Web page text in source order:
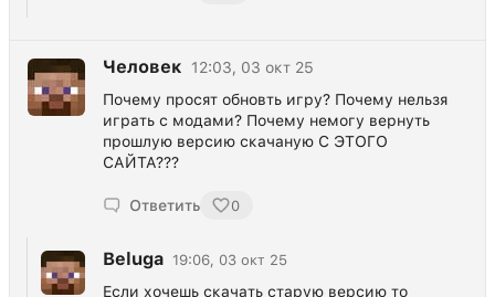
Человек
12:03, 03 окт 25
Почему просят обновть игру? Почему нельзя
играть с модами? Почему немогу вернуть
прошлую версию скачаную С ЭТОГО
САЙТА???
Ответить 0
Beluga 19:06, 03 окт 25
Если хочешь скачать старую версию то